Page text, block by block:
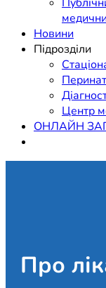
Новини
Підрозділи
Центр
ОНЛАЙН
Про